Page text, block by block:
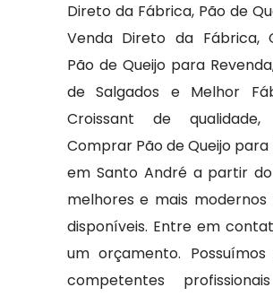
Direto da Fábrica, Pão de
Venda Direto da Fábrica,
Pão de Queijo para
de Salgados e Melhor
Croissant de qualidade,
Comprar Pão de Queijo para
em Santo André a partir
melhores e mais modernos
disponíveis. Entre em
um orçamento.
competentes